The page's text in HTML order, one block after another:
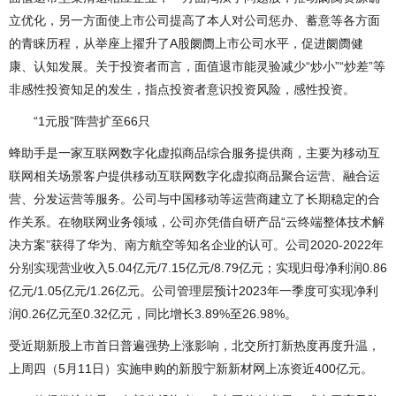
立优化，另一方面使上市公司提高了本人对公司惩办、蓄意等各方面
的青睐历程，从举座上擢升了A股阛阓上市公司水平，促进阛阓健
康、认知发展。关于投资者而言，面值退市能灵验减少“炒小”“炒差”等
非感性投资知足的发生，指点投资者意识投资风险，感性投资。
“1元股”阵营扩至66只
蜂助手是一家互联网数字化虚拟商品综合服务提供商，主要为移动互
联网相关场景客户提供移动互联网数字化虚拟商品聚合运营、融合运
营、分发运营等服务。公司与中国移动等运营商建立了长期稳定的合
作关系。在物联网业务领域，公司亦凭借自研产品“云终端整体技术解
决方案”获得了华为、南方航空等知名企业的认可。公司2020-2022年
分别实现营业收入5.04亿元/7.15亿元/8.79亿元；实现归母净利润0.86
亿元/1.05亿元/1.26亿元。公司管理层预计2023年一季度可实现净利
润0.26亿元至0.32亿元，同比增长3.89%至26.98%。
受近期新股上市首日普遍强势上涨影响，北交所打新热度再度升温，
上周四（5月11日）实施申购的新股宁新新材网上冻资近400亿元。